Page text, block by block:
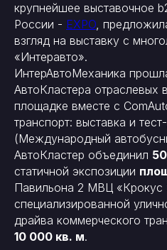
крупнейшее выставочное
России - EXPO,
взгляд на выставку с
«Интеравто».
ИнтерАвтоМеханика
АвтоКластера отраслевых
площадке вместе с
транспорт: выставка и
(Международный
АвтоКластер объединил
статичной экспозиции
Павильона 2 МВЦ «Крокус
специализированной
драйва коммерческого
10 000 кв. м.